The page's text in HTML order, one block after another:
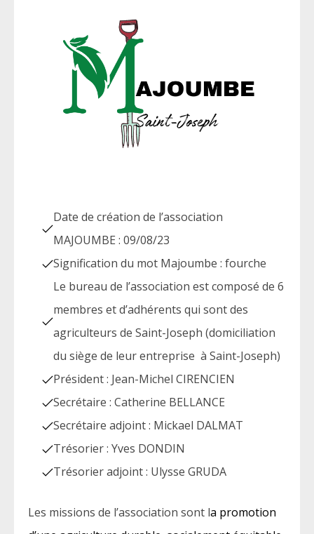
Date de création de l’association
MAJOUMBE : 09/08/23
Signification du mot Majoumbe : fourche
Le bureau de l’association est composé de 6
membres et d’adhérents qui sont des
agriculteurs de Saint-Joseph (domiciliation
du siège de leur entreprise à Saint-Joseph)
Président : Jean-Michel CIRENCIEN
Secrétaire : Catherine BELLANCE
Secrétaire adjoint : Mickael DALMAT
Trésorier : Yves DONDIN
Trésorier adjoint : Ulysse GRUDA
Les missions de l’association sont la promotion